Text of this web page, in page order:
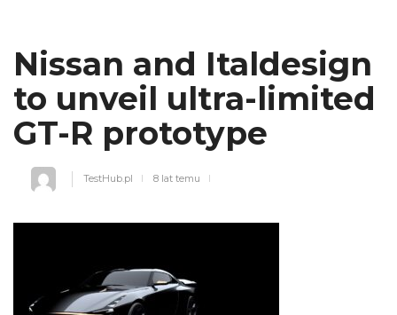
Nissan and Italdesign
to unveil ultra-limited
GT-R prototype
TestHub.pl 8 lat temu